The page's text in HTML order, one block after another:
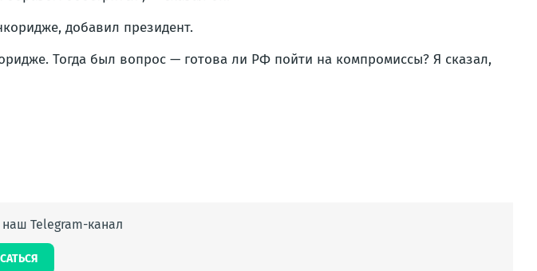
добавил президент.
Тогда был вопрос — готова ли РФ пойти на компромиссы? Я сказал,
Telegram-канал